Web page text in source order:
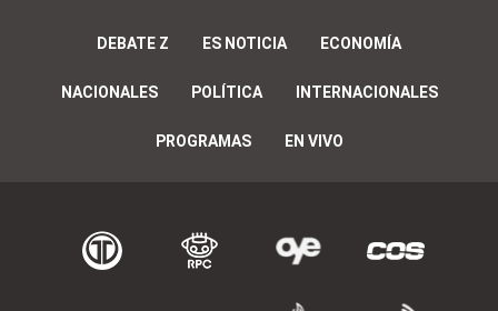
DEBATE Z ES NOTICIA ECONOMÍA
NACIONALES POLÍTICA INTERNACIONALES
PROGRAMAS EN VIVO